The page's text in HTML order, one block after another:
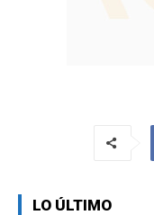
LO ÚLTIMO